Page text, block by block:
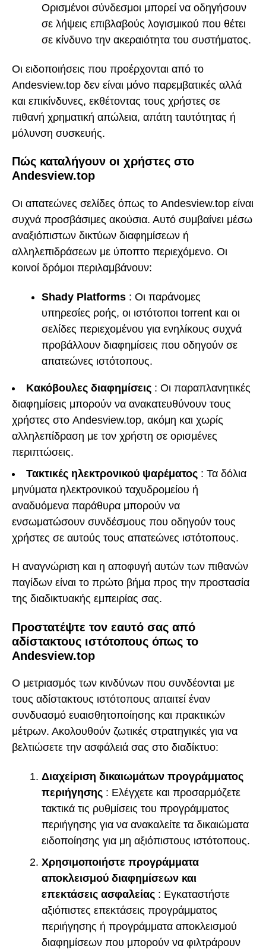
Ορισμένοι σύνδεσμοι μπορεί να οδηγήσουν
σε λήψεις επιβλαβούς λογισμικού που θέτει
σε κίνδυνο την ακεραιότητα του συστήματος.
Οι ειδοποιήσεις που προέρχονται από το
Andesview.top δεν είναι μόνο παρεμβατικές αλλά
και επικίνδυνες, εκθέτοντας τους χρήστες σε
πιθανή χρηματική απώλεια, απάτη ταυτότητας ή
μόλυνση συσκευής.
Πώς καταλήγουν οι χρήστες στο
Andesview.top
Οι απατεώνες σελίδες όπως το Andesview.top είναι
συχνά προσβάσιμες ακούσια. Αυτό συμβαίνει μέσω
αναξιόπιστων δικτύων διαφημίσεων ή
αλληλεπιδράσεων με ύποπτο περιεχόμενο. Οι
κοινοί δρόμοι περιλαμβάνουν:
Shady Platforms : Οι παράνομες
υπηρεσίες ροής, οι ιστότοποι torrent και οι
σελίδες περιεχομένου για ενηλίκους συχνά
προβάλλουν διαφημίσεις που οδηγούν σε
απατεώνες ιστότοπους.
Κακόβουλες διαφημίσεις : Οι παραπλανητικές
διαφημίσεις μπορούν να ανακατευθύνουν τους
χρήστες στο Andesview.top, ακόμη και χωρίς
αλληλεπίδραση με τον χρήστη σε ορισμένες
περιπτώσεις.
Τακτικές ηλεκτρονικού ψαρέματος : Τα δόλια
μηνύματα ηλεκτρονικού ταχυδρομείου ή
αναδυόμενα παράθυρα μπορούν να
ενσωματώσουν συνδέσμους που οδηγούν τους
χρήστες σε αυτούς τους απατεώνες ιστότοπους.
Η αναγνώριση και η αποφυγή αυτών των πιθανών
παγίδων είναι το πρώτο βήμα προς την προστασία
της διαδικτυακής εμπειρίας σας.
Προστατέψτε τον εαυτό σας από
αδίστακτους ιστότοπους όπως το
Andesview.top
Ο μετριασμός των κινδύνων που συνδέονται με
τους αδίστακτους ιστότοπους απαιτεί έναν
συνδυασμό ευαισθητοποίησης και πρακτικών
μέτρων. Ακολουθούν ζωτικές στρατηγικές για να
βελτιώσετε την ασφάλειά σας στο διαδίκτυο:
Διαχείριση δικαιωμάτων προγράμματος
περιήγησης : Ελέγχετε και προσαρμόζετε
τακτικά τις ρυθμίσεις του προγράμματος
περιήγησης για να ανακαλείτε τα δικαιώματα
ειδοποίησης για μη αξιόπιστους ιστότοπους.
Χρησιμοποιήστε προγράμματα
αποκλεισμού διαφημίσεων και
επεκτάσεις ασφαλείας : Εγκαταστήστε
αξιόπιστες επεκτάσεις προγράμματος
περιήγησης ή προγράμματα αποκλεισμού
διαφημίσεων που μπορούν να φιλτράρουν